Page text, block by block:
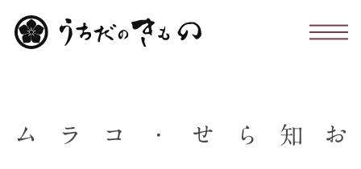
お
知
ら
せ
・
コ
ラ
ム